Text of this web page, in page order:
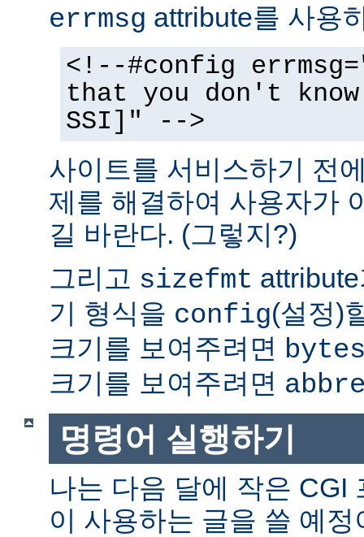
errmsg attribute를 사용
<!--#config
that you don't
SSI]" -->
사이트를 서비스하기 전
제를 해결하여 사용자가
길 바란다. (그렇지?)
그리고 sizefmt
기 형식을 config(설정)
크기를 보여주려면
크기를 보여주려면
명령어 실행하기
나는 다음 달에 작은 CGI
이 사용하는 글을 쓸 예